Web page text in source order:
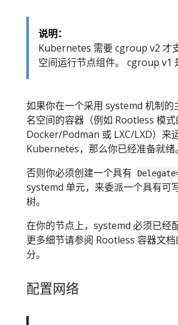
说明：
Kubernetes 需要 cgroup v2 才
空间运行节点组件。 cgroup v1
如果你在一个采用 systemd 机制的
名空间的容器（例如 Rootless 模式
Docker/Podman 或 LXC/LXD）来
Kubernetes，那么你已经准备就绪。
否则你必须创建一个具有
systemd 单元，来委派一个具有可
树。
在你的节点上，systemd 必须已经
更多细节请参阅 Rootless 容器文档
分。
配置网络